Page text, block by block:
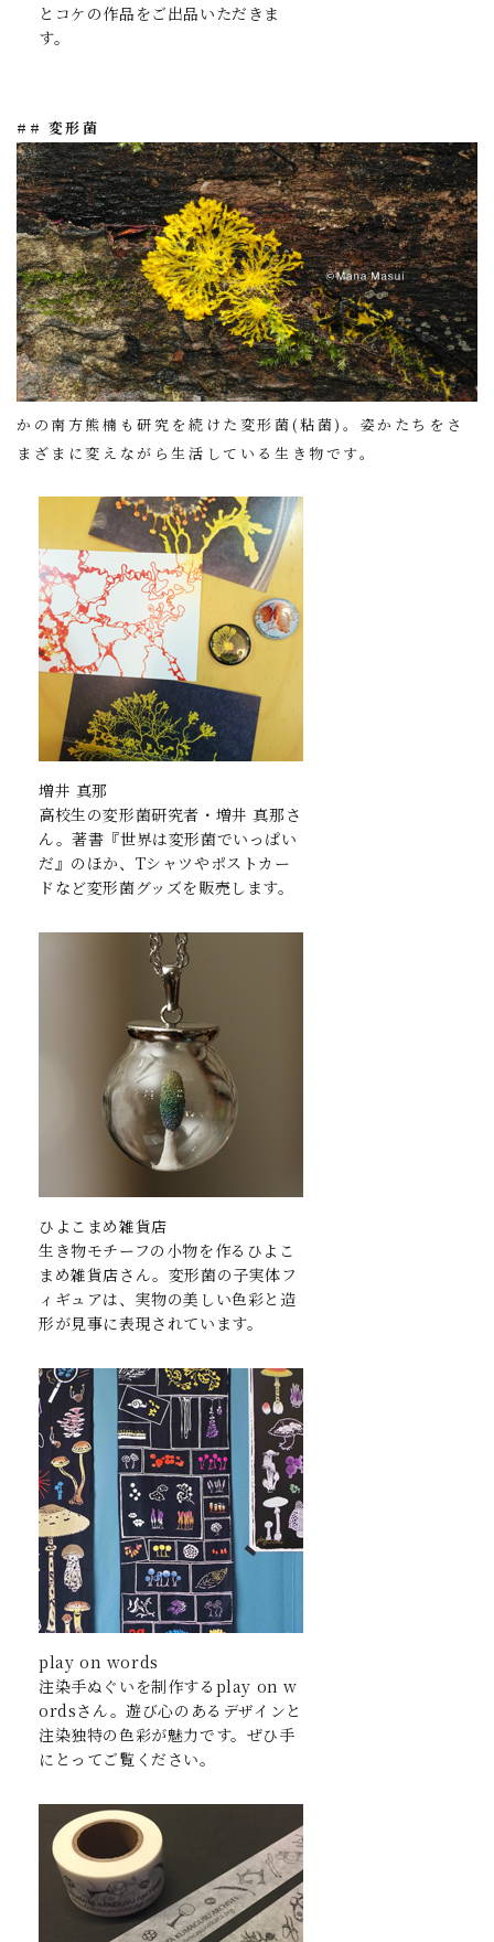
とコケの作品をご出品いただきま
す。
## 変形菌
かの南方熊楠も研究を続けた変形菌(粘菌)。姿かたちをさ
まざまに変えながら生活している生き物です。
増井 真那
高校生の変形菌研究者・増井 真那さ
ん。著書『世界は変形菌でいっぱい
だ』のほか、Tシャツやポストカー
ドなど変形菌グッズを販売します。
ひよこまめ雑貨店
生き物モチーフの小物を作るひよこ
まめ雑貨店さん。変形菌の子実体フ
ィギュアは、実物の美しい色彩と造
形が見事に表現されています。
play on words
注染手ぬぐいを制作するplay on w
ordsさん。遊び心のあるデザインと
注染独特の色彩が魅力です。ぜひ手
にとってご覧ください。